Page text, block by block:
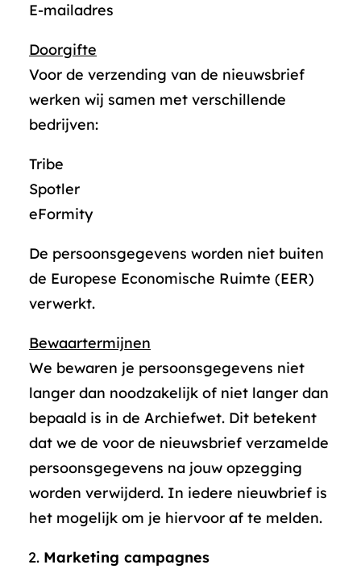
E-mailadres
Doorgifte
Voor de verzending van de nieuwsbrief
werken wij samen met verschillende
bedrijven:
Tribe
Spotler
eFormity
De persoonsgegevens worden niet buiten
de Europese Economische Ruimte (EER)
verwerkt.
Bewaartermijnen
We bewaren je persoonsgegevens niet
langer dan noodzakelijk of niet langer dan
bepaald is in de Archiefwet. Dit betekent
dat we de voor de nieuwsbrief verzamelde
persoonsgegevens na jouw opzegging
worden verwijderd. In iedere nieuwbrief is
het mogelijk om je hiervoor af te melden.
Marketing campagnes